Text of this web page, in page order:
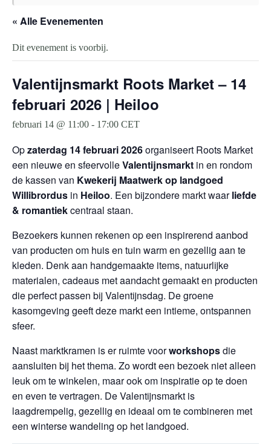
« Alle Evenementen
Dit evenement is voorbij.
Valentijnsmarkt Roots Market – 14
februari 2026 | Heiloo
februari 14 @ 11:00 - 17:00 CET
Opzaterdag 14 februari 2026organiseert Roots Market
een nieuwe en sfeervolleValentijnsmarkt in en rondom
de kassen van Kwekerij Maatwerk op landgoed
Willibrordus in Heiloo. Een bijzondere markt waarliefde
& romantiekcentraal staan.
Bezoekers kunnen rekenen op een inspirerend aanbod
van producten om huis en tuin warm en gezellig aan te
kleden. Denk aan handgemaakte items, natuurlijke
materialen, cadeaus met aandacht gemaakt en producten
die perfect passen bij Valentijnsdag. De groene
kasomgeving geeft deze markt een intieme, ontspannen
sfeer.
Naast marktkramen is er ruimte voorworkshopsdie
aansluiten bij het thema. Zo wordt een bezoek niet alleen
leuk om te winkelen, maar ook om inspiratie op te doen
en even te vertragen. De Valentijnsmarkt is
laagdrempelig, gezellig en ideaal om te combineren met
een winterse wandeling op het landgoed.